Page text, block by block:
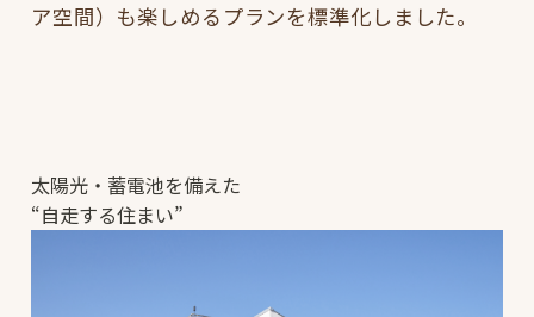
ア空間）も楽しめるプランを標準化しました。
太陽光・蓄電池を備えた
“自走する住まい”